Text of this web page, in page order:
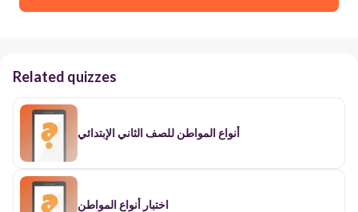
Related quizzes
أنواع المواطن للصف الثاني الإبتدائي
اختبار أنواع المواطن